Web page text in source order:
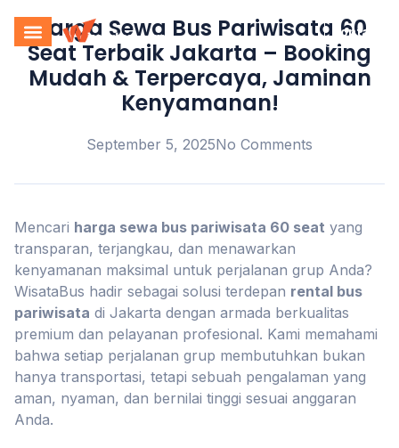
Kontak
Harga Sewa Bus Pariwisata 60
Seat Terbaik Jakarta – Booking
Mudah & Terpercaya, Jaminan
Kenyamanan!
September 5, 2025No Comments
Mencari harga sewa bus pariwisata 60 seat yang
transparan, terjangkau, dan menawarkan
kenyamanan maksimal untuk perjalanan grup Anda?
WisataBus hadir sebagai solusi terdepan rental bus
pariwisata di Jakarta dengan armada berkualitas
premium dan pelayanan profesional. Kami memahami
bahwa setiap perjalanan grup membutuhkan bukan
hanya transportasi, tetapi sebuah pengalaman yang
aman, nyaman, dan bernilai tinggi sesuai anggaran
Anda.